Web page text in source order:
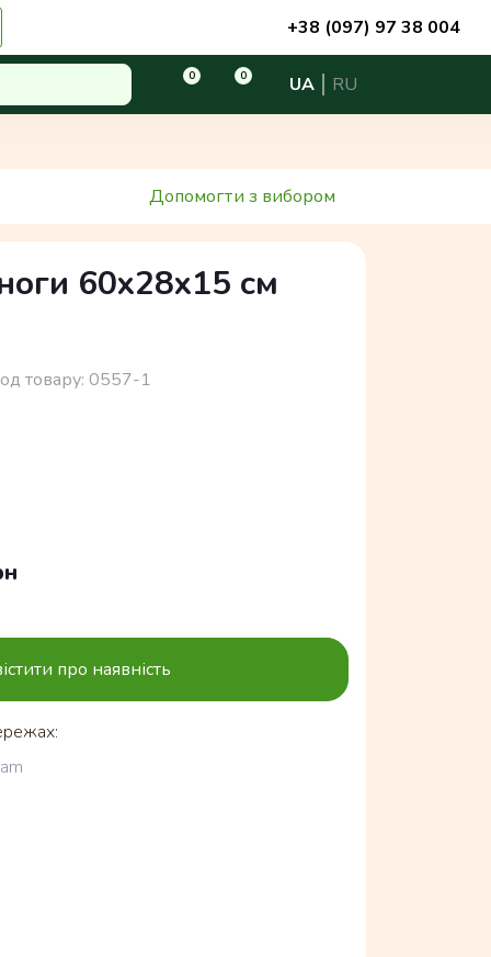
+38 (097) 97 38 004
0 0 UA RU
Допомогти з вибором
60x28x15 см
товару: 0557-1
про наявність